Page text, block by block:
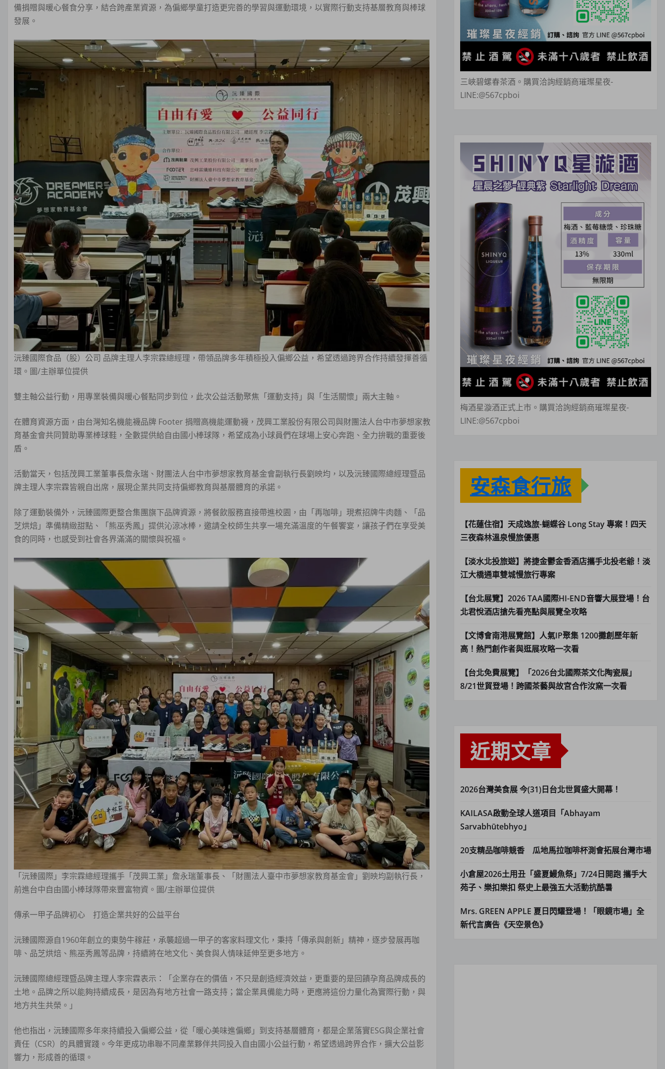
備捐贈與暖心餐食分享，結合跨產業資源，為偏鄉學童打造更完善的學習與運動環境，以實際行動支持基層教育與棒球
發展。
沅臻國際食品（股）公司 品牌主理人李宗霖總經理，帶領品牌多年積極投入偏鄉公益，希望透過跨界合作持續發揮善循
環。圖/主辦單位提供
雙主軸公益行動，用專業裝備與暖心餐點同步到位，此次公益活動聚焦「運動支持」與「生活關懷」兩大主軸。
在體育資源方面，由台灣知名機能襪品牌 Footer 捐贈高機能運動襪，茂興工業股份有限公司與財團法人台中市夢想家教
育基金會共同贊助專業棒球鞋，全數提供給自由國小棒球隊，希望成為小球員們在球場上安心奔跑、全力拚戰的重要後
盾。
活動當天，包括茂興工業董事長詹永瑞、財團法人台中市夢想家教育基金會副執行長劉映均，以及沅臻國際總經理暨品
牌主理人李宗霖皆親自出席，展現企業共同支持偏鄉教育與基層體育的承諾。
除了運動裝備外，沅臻國際更整合集團旗下品牌資源，將餐飲服務直接帶進校園，由「再咖啡」現煮招牌牛肉麵、「品
芝烘焙」準備精緻甜點、「熊巫秀鳳」提供沁涼冰棒，邀請全校師生共享一場充滿溫度的午餐饗宴，讓孩子們在享受美
食的同時，也感受到社會各界滿滿的關懷與祝福。
「沅臻國際」李宗霖總經理攜手「茂興工業」詹永瑞董事長、「財團法人臺中市夢想家教育基金會」劉映均副執行長，
前進台中自由國小棒球隊帶來豐富物資。圖/主辦單位提供
傳承一甲子品牌初心 打造企業共好的公益平台
沅臻國際源自1960年創立的東勢牛稼莊，承襲超過一甲子的客家料理文化，秉持「傳承與創新」精神，逐步發展再咖
啡、品芝烘焙、熊巫秀鳳等品牌，持續將在地文化、美食與人情味延伸至更多地方。
沅臻國際總經理暨品牌主理人李宗霖表示：「企業存在的價值，不只是創造經濟效益，更重要的是回饋孕育品牌成長的
土地。品牌之所以能夠持續成長，是因為有地方社會一路支持；當企業具備能力時，更應將這份力量化為實際行動，與
地方共生共榮。」
他也指出，沅臻國際多年來持續投入偏鄉公益，從「暖心美味進偏鄉」到支持基層體育，都是企業落實ESG與企業社會
責任（CSR）的具體實踐。今年更成功串聯不同產業夥伴共同投入自由國小公益行動，希望透過跨界合作，擴大公益影
響力，形成善的循環。
三峽碧螺春茶酒。購買洽詢經銷商璀璨星夜-
LINE:@567cpboi
梅酒星漩酒正式上市。購買洽詢經銷商璀璨星夜-
LINE:@567cpboi
安森食行旅
【花蓮住宿】天成逸旅-蝴蝶谷 Long Stay 專案！四天
三夜森林溫泉慢旅優惠
【淡水北投旅遊】將捷金鬱金香酒店攜手北投老爺！淡
江大橋通車雙城慢旅行專案
【台北展覽】2026 TAA國際HI-END音響大展登場！台
北君悅酒店搶先看亮點與展覽全攻略
【文博會南港展覽館】人氣IP聚集 1200攤創歷年新
高！熱門創作者與逛展攻略一次看
【台北免費展覽】「2026台北國際茶文化陶瓷展」
8/21世貿登場！跨國茶藝與故宮合作汝窯一次看
近期文章
2026台灣美食展 今(31)日台北世貿盛大開幕！
KAILASA啟動全球人道項目「Abhayam
Sarvabhūtebhyo」
20支精品咖啡競香 瓜地馬拉咖啡杯測會拓展台灣市場
小倉屋2026土用丑「盛夏鰻魚祭」7/24日開跑 攜手大
苑子、樂扣樂扣 祭史上最強五大活動抗酷暑
Mrs. GREEN APPLE 夏日閃耀登場！「眼鏡市場」全
新代言廣告《天空景色》